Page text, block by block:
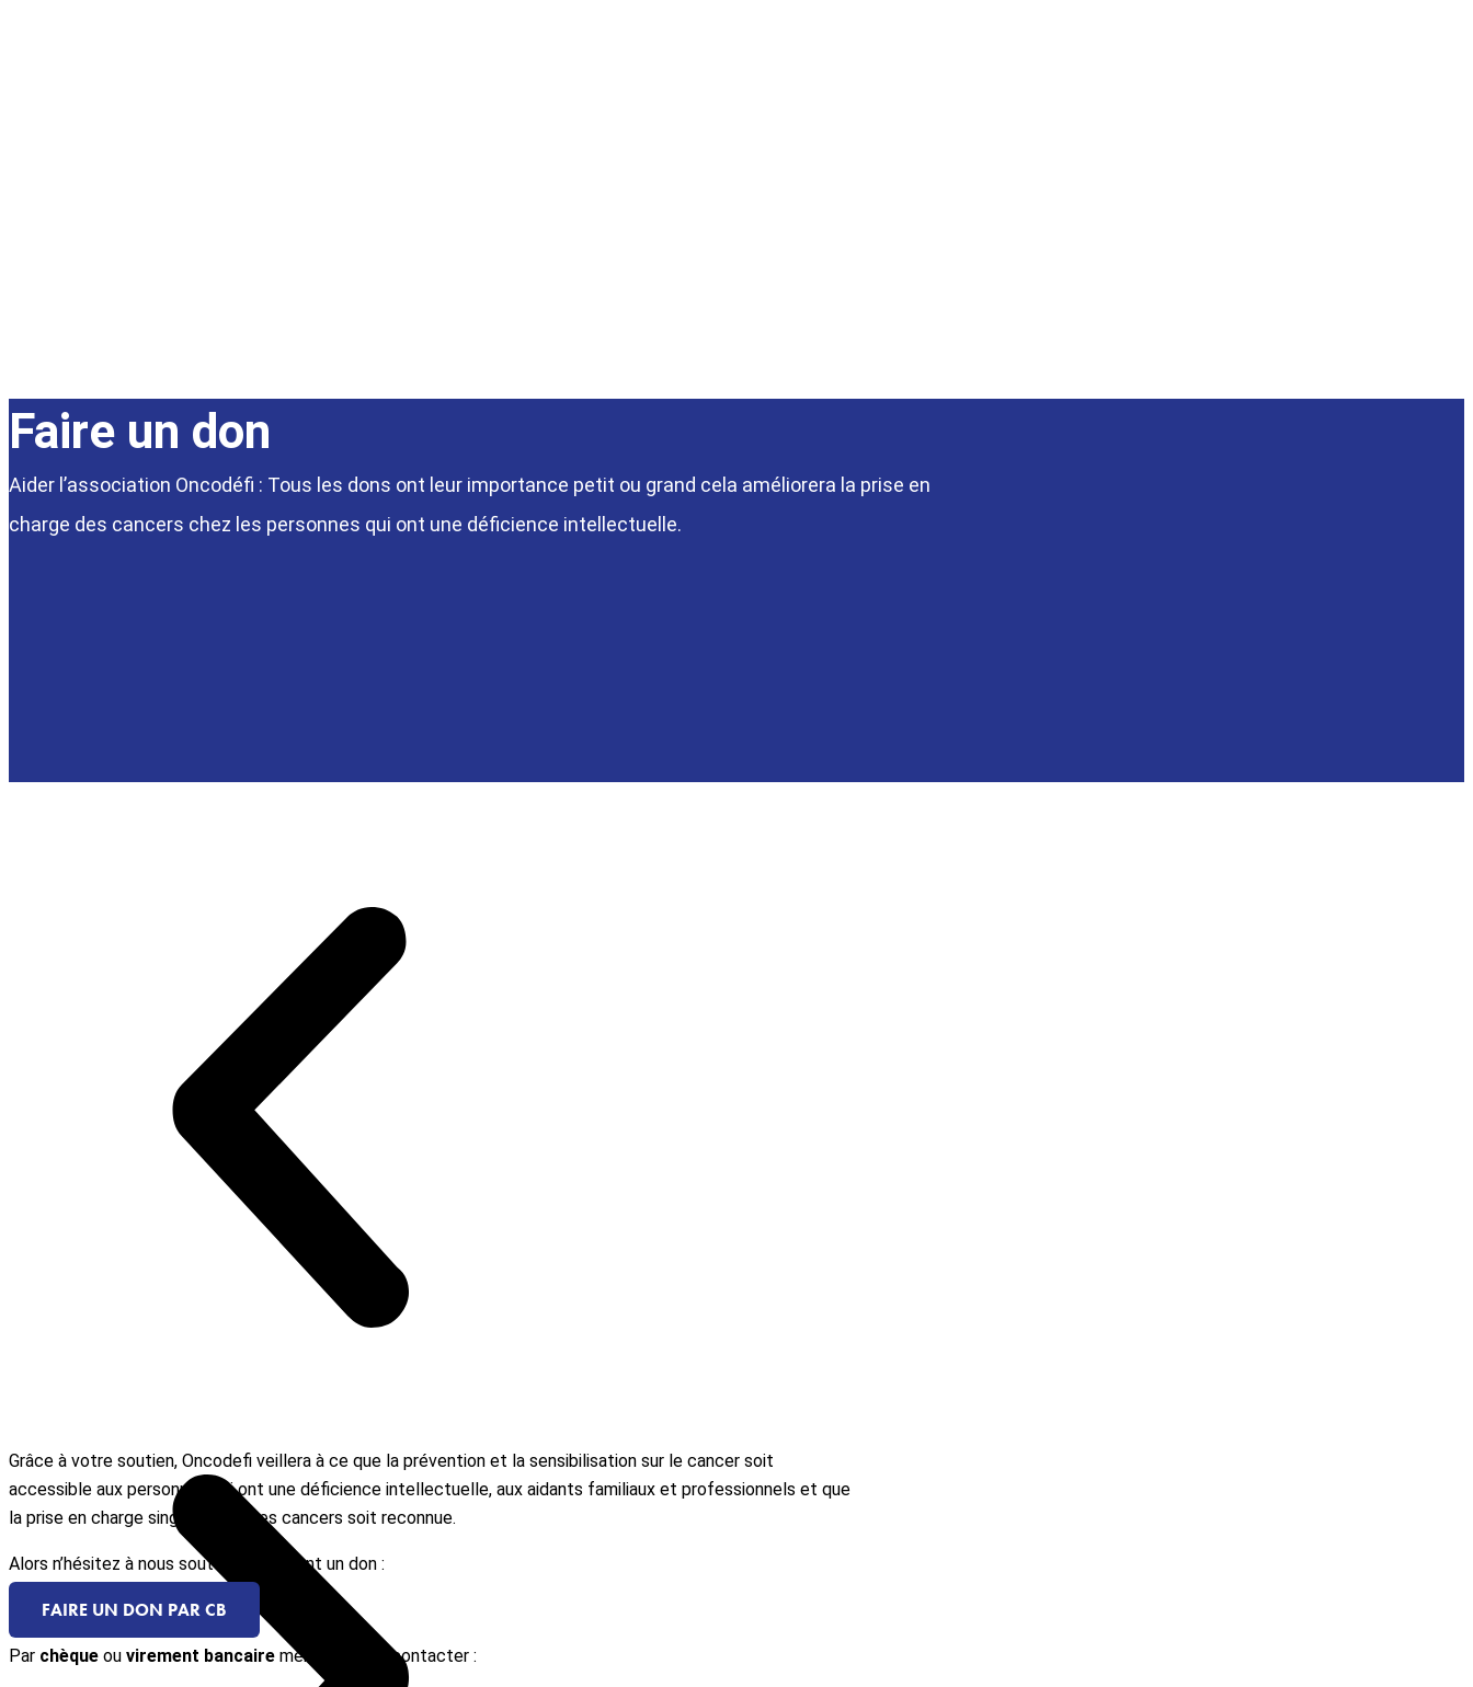
Faire un don
Aider l’association Oncodéfi : Tous les dons ont leur importance petit ou grand cela améliorera la prise en
charge des cancers chez les personnes qui ont une déficience intellectuelle.
Grâce à votre soutien, Oncodefi veillera à ce que la prévention et la sensibilisation sur le cancer soit
accessible aux personnes qui ont une déficience intellectuelle, aux aidants familiaux et professionnels et que
la prise en charge singulière de ces cancers soit reconnue.
Alors n’hésitez à nous soutenir en faisant un don :
FAIRE UN DON PAR CB
Par chèque ou virement bancaire merci de nous contacter :